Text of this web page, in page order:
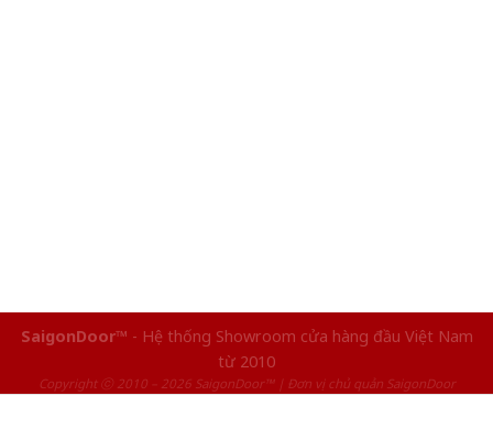
SaigonDoor™ - Hệ thống Showroom cửa hàng đầu Việt Nam
từ 2010
Copyright ⓒ 2010 – 2026 SaigonDoor™ | Đơn vị chủ quản SaigonDoor